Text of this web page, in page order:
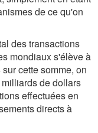
de ce qu'on
des transactions
mondiaux s'élève à
cette somme, on
de dollars
effectuées en
directs à